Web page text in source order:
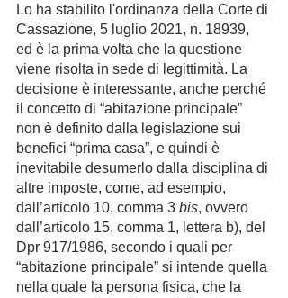
Lo ha stabilito l'ordinanza della Corte di
Cassazione, 5 luglio 2021, n. 18939,
ed è la prima volta che la questione
viene risolta in sede di legittimità. La
decisione è interessante, anche perché
il concetto di “abitazione principale”
non è definito dalla legislazione sui
benefici “prima casa”, e quindi è
inevitabile desumerlo dalla disciplina di
altre imposte, come, ad esempio,
dall’articolo 10, comma 3 bis, ovvero
dall’articolo 15, comma 1, lettera b), del
Dpr 917/1986, secondo i quali per
“abitazione principale” si intende quella
nella quale la persona fisica, che la